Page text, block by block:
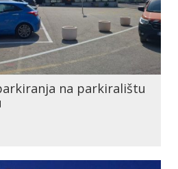
na parkiralištu